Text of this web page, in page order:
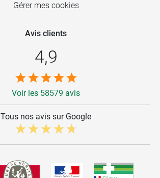
Gérer mes cookies
Avis clients
4,9
Voir les 58579 avis
Tous nos avis sur Google